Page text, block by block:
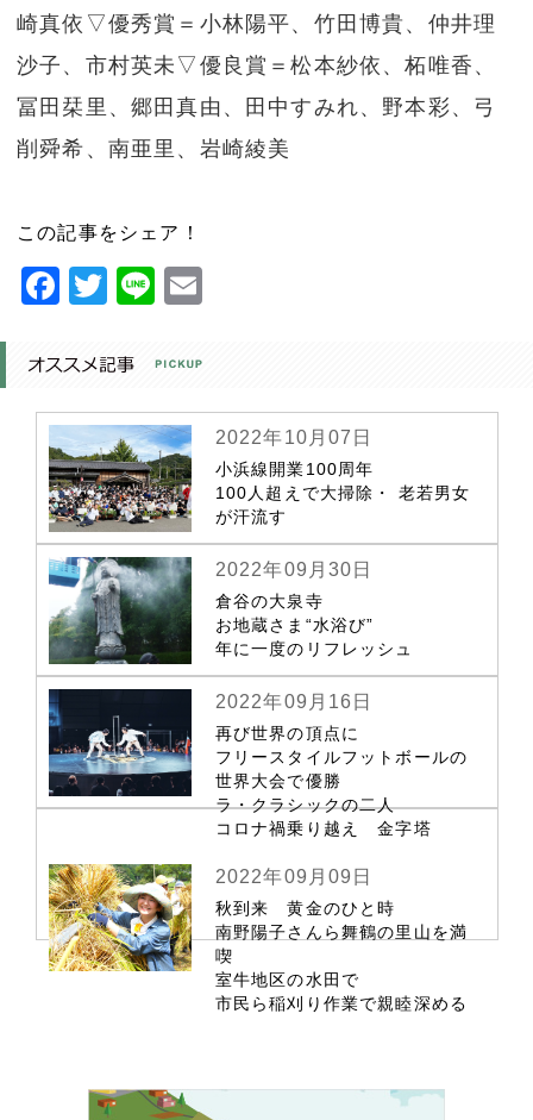
崎真依▽優秀賞＝小林陽平、竹田博貴、仲井理
沙子、市村英未▽優良賞＝松本紗依、柘唯香、
冨田栞里、郷田真由、田中すみれ、野本彩、弓
削舜希、南亜里、岩崎綾美
この記事をシェア！
Facebook
Twitter
Line
2022年10月07日
小浜線開業100周年
100人超えで大掃除・ 老若男女
が汗流す
2022年09月30日
倉谷の大泉寺
お地蔵さま“水浴び”
年に一度のリフレッシュ
2022年09月16日
再び世界の頂点に
フリースタイルフットボールの
世界大会で優勝
ラ・クラシックの二人
コロナ禍乗り越え 金字塔
2022年09月09日
秋到来 黄金のひと時
南野陽子さんら舞鶴の里山を満
喫
室牛地区の水田で
市民ら稲刈り作業で親睦深める